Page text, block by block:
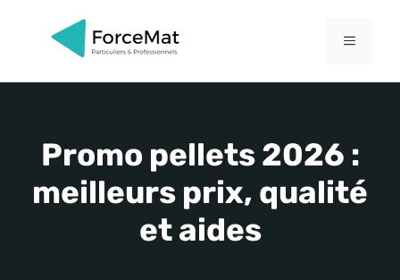
MENU
Promo pellets 2026 :
meilleurs prix, qualité
et aides